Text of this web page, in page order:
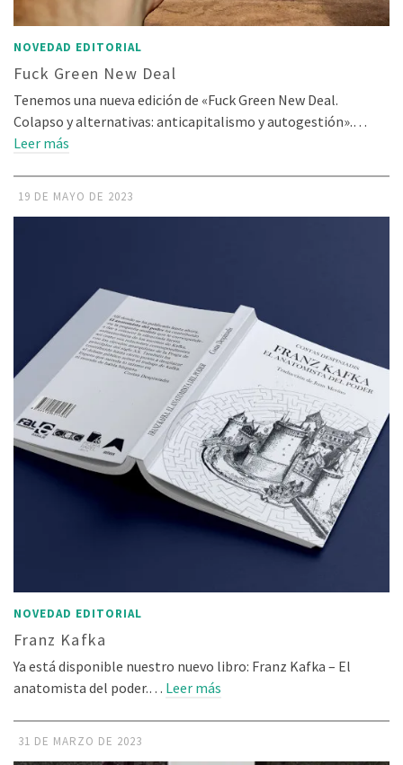
NOVEDAD EDITORIAL
Fuck Green New Deal
Tenemos una nueva edición de «Fuck Green New Deal.
Colapso y alternativas: anticapitalismo y autogestión».…
Leer más
19 DE MAYO DE 2023
NOVEDAD EDITORIAL
Franz Kafka
Ya está disponible nuestro nuevo libro: Franz Kafka – El
anatomista del poder.… Leer más
31 DE MARZO DE 2023